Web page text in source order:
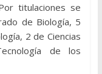
titulaciones se
de Biología, 5
2 de Ciencias
de los